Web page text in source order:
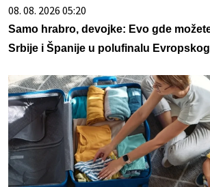
08. 08. 2026 05:20
Samo hrabro, devojke: Evo gde
Srbije i Španije u polufinalu